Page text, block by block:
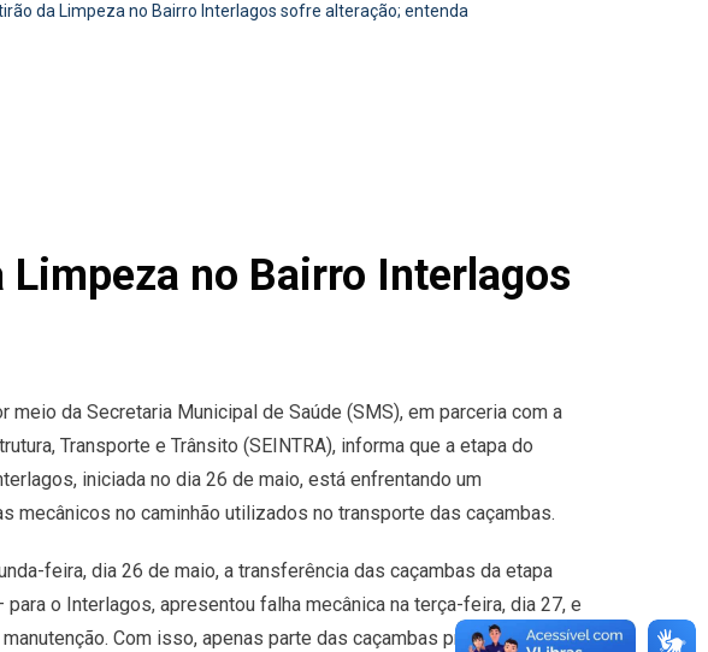
da Limpeza no Bairro Interlagos sofre alteração; entenda
no Bairro Interlagos
meio da Secretaria Municipal de Saúde (SMS), em parceria com a
Transporte e Trânsito (SEINTRA), informa que a etapa do
iniciada no dia 26 de maio, está enfrentando um
mecânicos no caminhão utilizados no transporte das caçambas.
feira, dia 26 de maio, a transferência das caçambas da etapa
o Interlagos, apresentou falha mecânica na terça-feira, dia 27, e
Com isso, apenas parte das caçambas previstas foi